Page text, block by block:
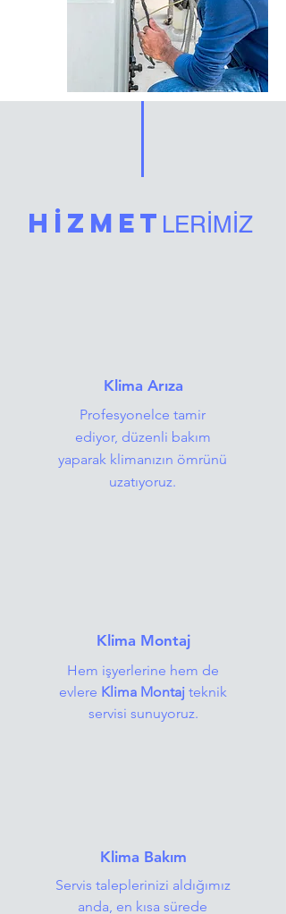
HİZMET LERİMİZ
Klima Arıza
Profesyonelce tamir
ediyor, düzenli bakım
yaparak klimanızın ömrünü
uzatıyoruz.
Klima Montaj
Hem işyerlerine hem de
evlere Klima Montaj teknik
servisi sunuyoruz.
Klima Bakım
Servis taleplerinizi aldığımız
anda, en kısa sürede